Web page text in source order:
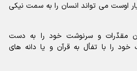
اوست می تواند انسان را به سمت نیکی
مقدّرات و سرنوشت خود را به دست
خود را با تفأل به قرآن و یا دانه های